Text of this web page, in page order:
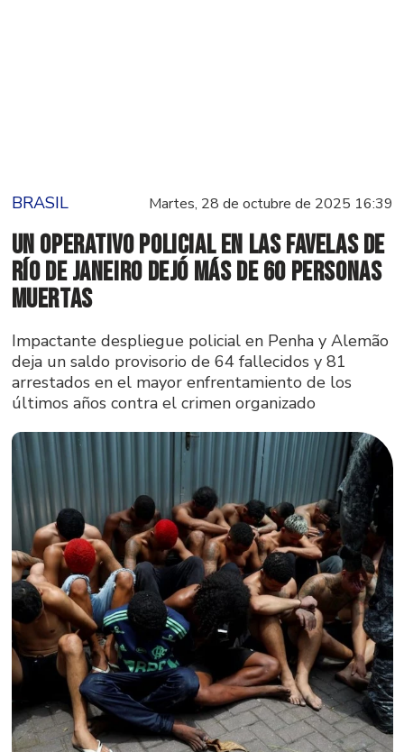
BRASIL Martes, 28 de octubre de 2025 16:39
Un operativo policial en las favelas de
Río de Janeiro dejó más de 60 personas
muertas
Impactante despliegue policial en Penha y Alemão
deja un saldo provisorio de 64 fallecidos y 81
arrestados en el mayor enfrentamiento de los
últimos años contra el crimen organizado